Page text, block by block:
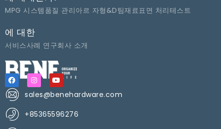
MPG 시스템 품질 관리아르 자형&D팀재료표면 처리테스트
에 대한
서비스사례 연구회사 소개
sales@benehardware.com
+85365596276